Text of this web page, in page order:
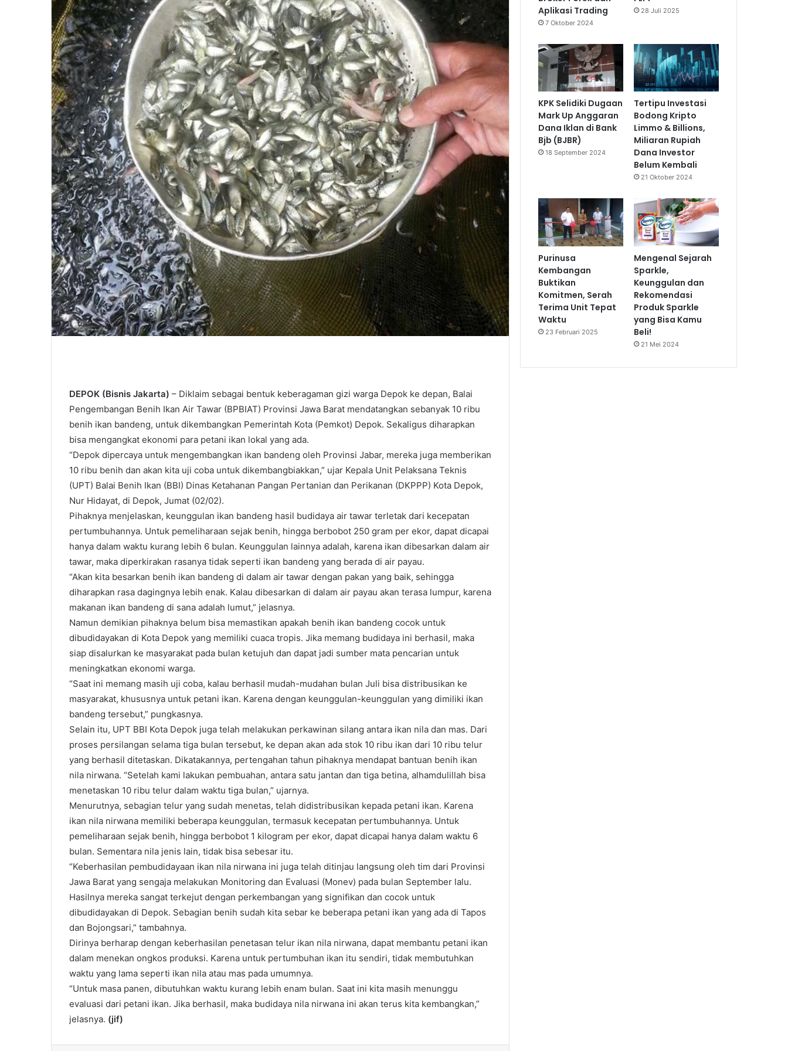
DEPOK (Bisnis Jakarta) – Diklaim sebagai bentuk keberagaman gizi warga Depok ke depan, Balai
Pengembangan Benih Ikan Air Tawar (BPBIAT) Provinsi Jawa Barat mendatangkan sebanyak 10 ribu
benih ikan bandeng, untuk dikembangkan Pemerintah Kota (Pemkot) Depok. Sekaligus diharapkan
bisa mengangkat ekonomi para petani ikan lokal yang ada.
“Depok dipercaya untuk mengembangkan ikan bandeng oleh Provinsi Jabar, mereka juga memberikan
10 ribu benih dan akan kita uji coba untuk dikembangbiakkan,” ujar Kepala Unit Pelaksana Teknis
(UPT) Balai Benih Ikan (BBI) Dinas Ketahanan Pangan Pertanian dan Perikanan (DKPPP) Kota Depok,
Nur Hidayat, di Depok, Jumat (02/02).
Pihaknya menjelaskan, keunggulan ikan bandeng hasil budidaya air tawar terletak dari kecepatan
pertumbuhannya. Untuk pemeliharaan sejak benih, hingga berbobot 250 gram per ekor, dapat dicapai
hanya dalam waktu kurang lebih 6 bulan. Keunggulan lainnya adalah, karena ikan dibesarkan dalam air
tawar, maka diperkirakan rasanya tidak seperti ikan bandeng yang berada di air payau.
“Akan kita besarkan benih ikan bandeng di dalam air tawar dengan pakan yang baik, sehingga
diharapkan rasa dagingnya lebih enak. Kalau dibesarkan di dalam air payau akan terasa lumpur, karena
makanan ikan bandeng di sana adalah lumut,” jelasnya.
Namun demikian pihaknya belum bisa memastikan apakah benih ikan bandeng cocok untuk
dibudidayakan di Kota Depok yang memiliki cuaca tropis. Jika memang budidaya ini berhasil, maka
siap disalurkan ke masyarakat pada bulan ketujuh dan dapat jadi sumber mata pencarian untuk
meningkatkan ekonomi warga.
“Saat ini memang masih uji coba, kalau berhasil mudah-mudahan bulan Juli bisa distribusikan ke
masyarakat, khususnya untuk petani ikan. Karena dengan keunggulan-keunggulan yang dimiliki ikan
bandeng tersebut,” pungkasnya.
Selain itu, UPT BBI Kota Depok juga telah melakukan perkawinan silang antara ikan nila dan mas. Dari
proses persilangan selama tiga bulan tersebut, ke depan akan ada stok 10 ribu ikan dari 10 ribu telur
yang berhasil ditetaskan. Dikatakannya, pertengahan tahun pihaknya mendapat bantuan benih ikan
nila nirwana. “Setelah kami lakukan pembuahan, antara satu jantan dan tiga betina, alhamdulillah bisa
menetaskan 10 ribu telur dalam waktu tiga bulan,” ujarnya.
Menurutnya, sebagian telur yang sudah menetas, telah didistribusikan kepada petani ikan. Karena
ikan nila nirwana memiliki beberapa keunggulan, termasuk kecepatan pertumbuhannya. Untuk
pemeliharaan sejak benih, hingga berbobot 1 kilogram per ekor, dapat dicapai hanya dalam waktu 6
bulan. Sementara nila jenis lain, tidak bisa sebesar itu.
“Keberhasilan pembudidayaan ikan nila nirwana ini juga telah ditinjau langsung oleh tim dari Provinsi
Jawa Barat yang sengaja melakukan Monitoring dan Evaluasi (Monev) pada bulan September lalu.
Hasilnya mereka sangat terkejut dengan perkembangan yang signifikan dan cocok untuk
dibudidayakan di Depok. Sebagian benih sudah kita sebar ke beberapa petani ikan yang ada di Tapos
dan Bojongsari,” tambahnya.
Dirinya berharap dengan keberhasilan penetasan telur ikan nila nirwana, dapat membantu petani ikan
dalam menekan ongkos produksi. Karena untuk pertumbuhan ikan itu sendiri, tidak membutuhkan
waktu yang lama seperti ikan nila atau mas pada umumnya.
“Untuk masa panen, dibutuhkan waktu kurang lebih enam bulan. Saat ini kita masih menunggu
evaluasi dari petani ikan. Jika berhasil, maka budidaya nila nirwana ini akan terus kita kembangkan,”
jelasnya. (jif)
Aplikasi Trading
7 Oktober 2024
28 Juli 2025
KPK Selidiki Dugaan
Mark Up Anggaran
Dana Iklan di Bank
Bjb (BJBR)
18 September 2024
Tertipu Investasi
Bodong Kripto
Limmo & Billions,
Miliaran Rupiah
Dana Investor
Belum Kembali
21 Oktober 2024
Purinusa
Kembangan
Buktikan
Komitmen, Serah
Terima Unit Tepat
Waktu
23 Februari 2025
Mengenal Sejarah
Sparkle,
Keunggulan dan
Rekomendasi
Produk Sparkle
yang Bisa Kamu
Beli!
21 Mei 2024